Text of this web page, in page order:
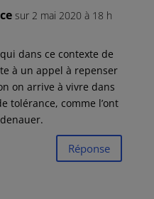
sur 2 mai 2020 à 18 h
dans ce contexte de
à un appel à repenser
on arrive à vivre dans
tolérance, comme l’ont
Réponse